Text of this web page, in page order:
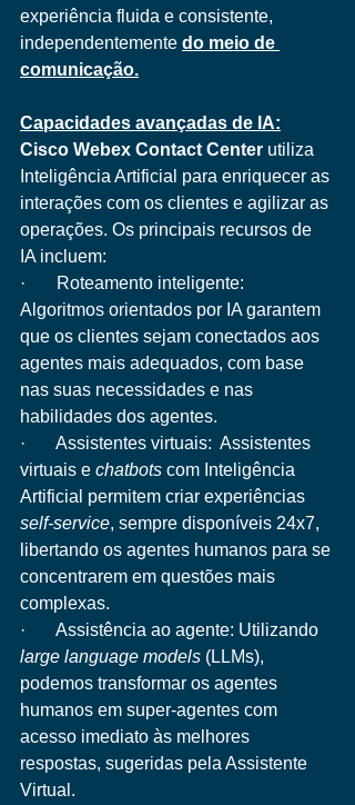
experiência fluida e consistente,
independentemente do meio de
comunicação.
Capacidades avançadas de IA:
Cisco Webex Contact Center utiliza
Inteligência Artificial para enriquecer as
interações com os clientes e agilizar as
operações. Os principais recursos de
IA incluem:
·       Roteamento inteligente:
Algoritmos orientados por IA garantem
que os clientes sejam conectados aos
agentes mais adequados, com base
nas suas necessidades e nas
habilidades dos agentes.
·       Assistentes virtuais:  Assistentes
virtuais e chatbots com Inteligência
Artificial permitem criar experiências
self-service, sempre disponíveis 24x7,
libertando os agentes humanos para se
concentrarem em questões mais
complexas.
·       Assistência ao agente: Utilizando
large language models (LLMs),
podemos transformar os agentes
humanos em super-agentes com
acesso imediato às melhores
respostas, sugeridas pela Assistente
Virtual.